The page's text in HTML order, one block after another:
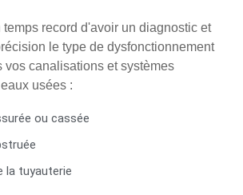
temps record d'avoir un diagnostic et
le type de dysfonctionnement
vos canalisations et systèmes
usées :
ou cassée
la tuyauterie